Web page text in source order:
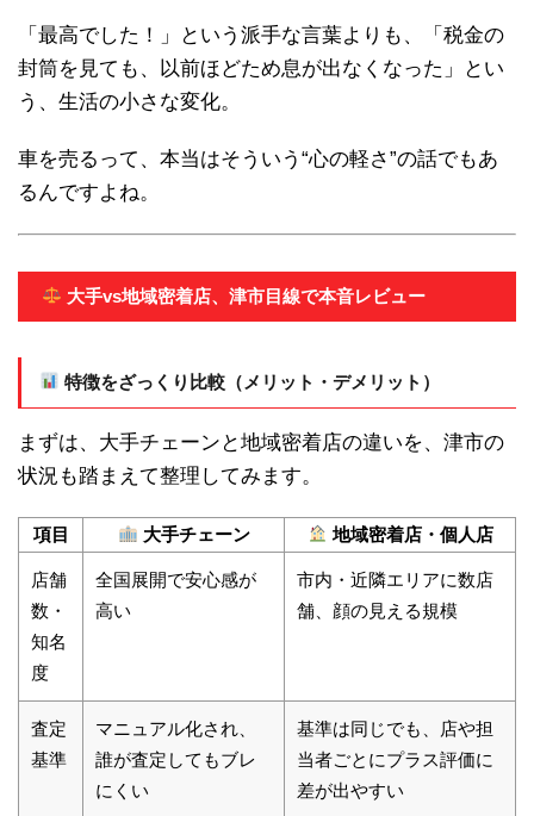
「最高でした！」という派手な言葉よりも、「税金の
封筒を見ても、以前ほどため息が出なくなった」とい
う、生活の小さな変化。
車を売るって、本当はそういう“心の軽さ”の話でもあ
るんですよね。
大手vs地域密着店、津市目線で本音レビュー
特徴をざっくり比較（メリット・デメリット）
まずは、大手チェーンと地域密着店の違いを、津市の
状況も踏まえて整理してみます。
項目 大手チェーン 地域密着店・個人店
店舗
数・
知名
度
全国展開で安心感が
高い
市内・近隣エリアに数店
舗、顔の見える規模
査定
基準
マニュアル化され、
誰が査定してもブレ
にくい
基準は同じでも、店や担
当者ごとにプラス評価に
差が出やすい